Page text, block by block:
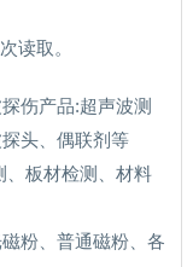
读取。
伤产品:超声波测
头、偶联剂等
、板材检测、材料
粉、普通磁粉、各